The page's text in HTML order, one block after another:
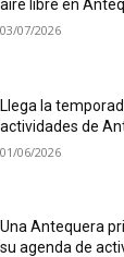
aire libre en
03/07/2026
Llega la
actividades de
01/06/2026
Una Antequera
su agenda de